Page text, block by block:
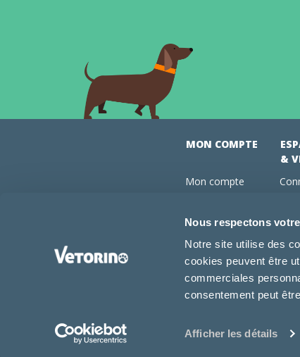
Nous respectons
Notre site utilise des
cookies peuvent être
commerciales
consentement peut
Afficher les détails
MON COMPTE
Mon compte
Conseils vétos
FAQ
&